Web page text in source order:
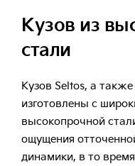
Кузов из
стали
Кузов Seltos, а
изготовлены с
высокопрочной
ощущения
динамики, в то